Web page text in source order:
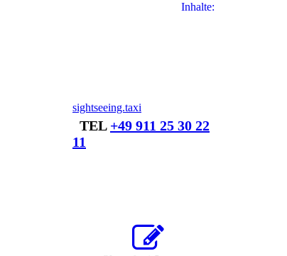
Inhalte:
sightseeing.taxi
TEL +49 911 25 30 22
11